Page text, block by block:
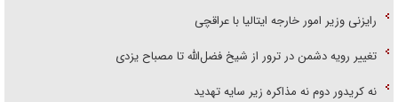
رایزنی وزیر امور خارجه ایتالیا با عراقچی
تغییر رویه دشمن در ترور از شیخ فضل‌الله تا مصباح یزدی
نه کریدور دوم نه مذاکره زیر سایه تهدید